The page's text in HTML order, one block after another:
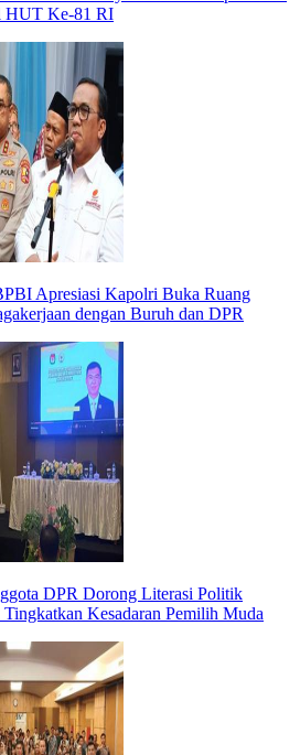
HUT Ke-81 RI
Apresiasi Kapolri Buka Ruang
dengan Buruh dan DPR
DPR Dorong Literasi Politik
Kesadaran Pemilih Muda